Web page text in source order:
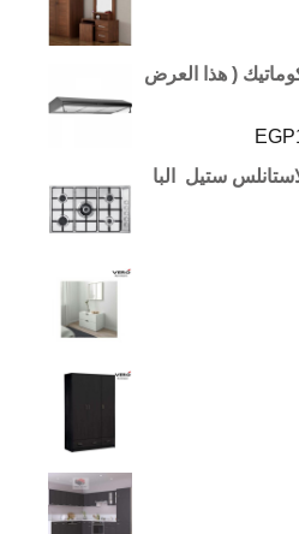
ايكوماتيك ( هذا العرض
EGP
هو: